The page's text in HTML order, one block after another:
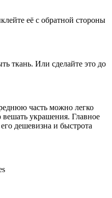
её с обратной стороны
ткань. Или сделайте это до
часть можно легко
украшения. Главное
дешевизна и быстрота